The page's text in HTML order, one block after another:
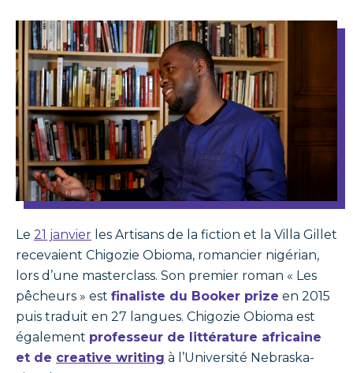
Le 21 janvier les Artisans de la fiction et la Villa Gillet
recevaient Chigozie Obioma, romancier nigérian,
lors d’une masterclass. Son premier roman « Les
pêcheurs » est finaliste du Booker prize en 2015
puis traduit en 27 langues. Chigozie Obioma est
également professeur de littérature africaine
et de creative writing à l’Université Nebraska-